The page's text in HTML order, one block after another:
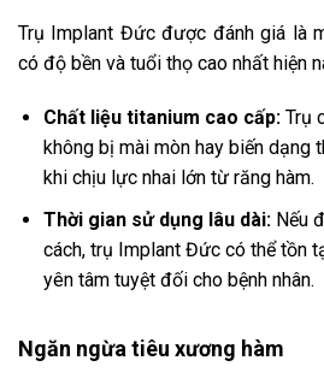
Trụ Implant Đức được đánh giá là
có độ bền và tuổi thọ cao nhất hiện
Chất liệu titanium cao cấp:Trụ
không bị mài mòn hay biến dạng
khi chịu lực nhai lớn từ răng hàm.
Thời gian sử dụng lâu dài:Nếu
cách, trụ Implant Đức có thể tồn
yên tâm tuyệt đối cho bệnh nhân.
Ngăn ngừa tiêu xương hàm